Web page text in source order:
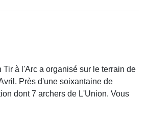
à l'Arc a organisé sur le terrain de
Près d'une soixantaine de
dont 7 archers de L'Union. Vous